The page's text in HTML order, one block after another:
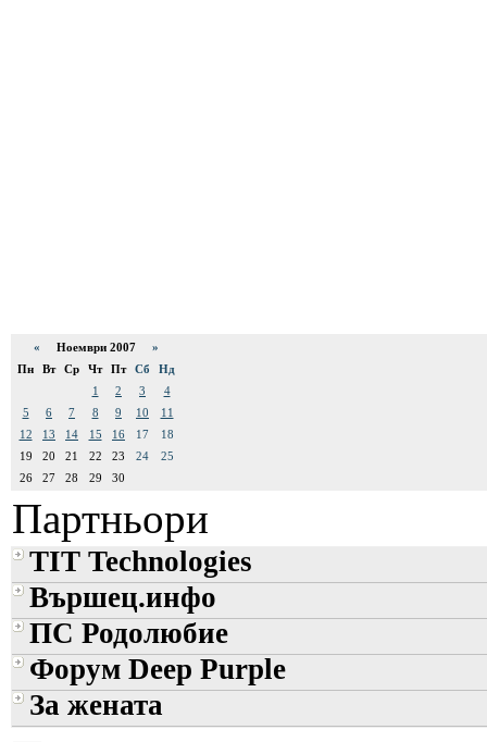
« Ноември 2007 »
Пн
Вт Ср Чт Пт Сб
Нд
1
2 3
4
5
6 7 8 9 10
11
12
13 14 15 16 17
18
19
20 21 22 23 24
25
26
27 28 29 30
Партньори
TIT Technologies
Вършец.инфо
ПС Родолюбие
Форум Deep Purple
За жената